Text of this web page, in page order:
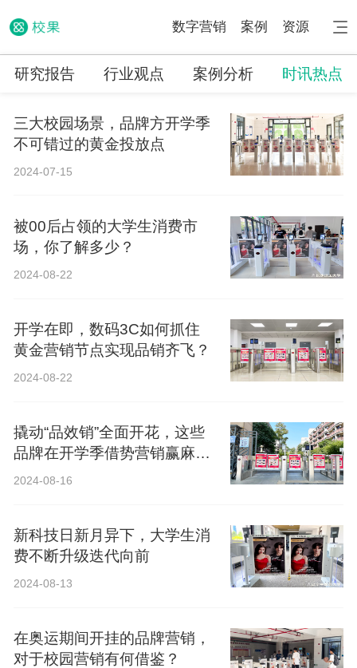
数字营销 案例 资源
研究报告 行业观点 案例分析 时讯热点
三大校园场景，品牌方开学季
不可错过的黄金投放点
2024-07-15
被00后占领的大学生消费市
场，你了解多少？
2024-08-22
开学在即，数码3C如何抓住
黄金营销节点实现品销齐飞？
2024-08-22
撬动“品效销”全面开花，这些
品牌在开学季借势营销赢麻
了！
2024-08-16
新科技日新月异下，大学生消
费不断升级迭代向前
2024-08-13
在奥运期间开挂的品牌营销，
对于校园营销有何借鉴？